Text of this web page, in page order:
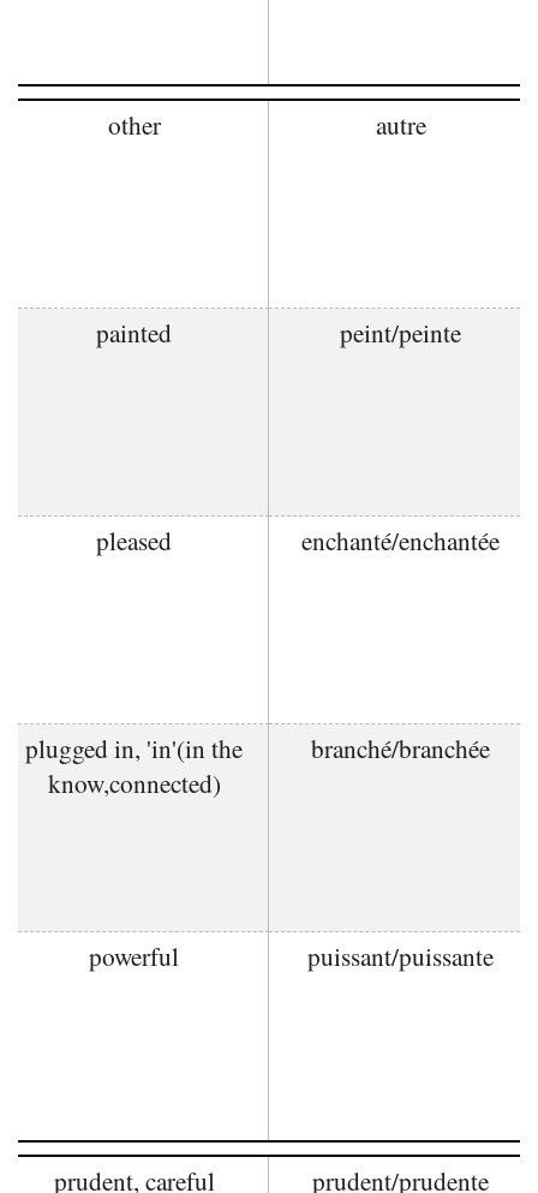
other autre
painted peint/peinte
pleased enchanté/enchantée
plugged in, 'in'(in the
know,connected)
branché/branchée
powerful puissant/puissante
prudent, careful prudent/prudente